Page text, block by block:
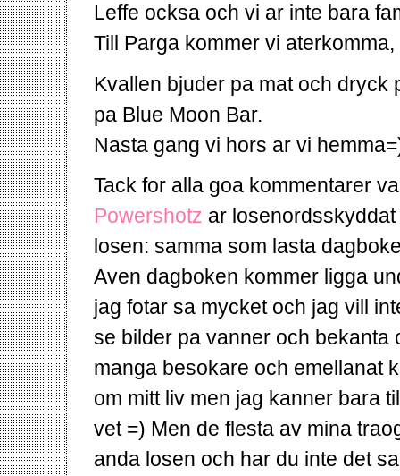
Leffe ocksa och vi ar inte bara
Till Parga kommer vi
Kvallen bjuder pa mat och
pa Blue Moon Bar.
Nasta gang vi hors ar vi
Tack for alla goa kommentarer
Powershotz ar
losen: samma som lasta
Aven dagboken kommer ligga
jag fotar sa mycket och jag vill
se bilder pa vanner och bekanta
manga besokare och emellanat
om mitt liv men jag kanner bara
vet =) Men de flesta av mina
anda losen och har du inte det